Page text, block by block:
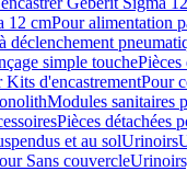
12 cmPour alimentation
déclenchement
simple touche
Kits d'encastrementPour
Modules sanitaires
Pièces détachées
et au solUrinoirs
Sans couvercle